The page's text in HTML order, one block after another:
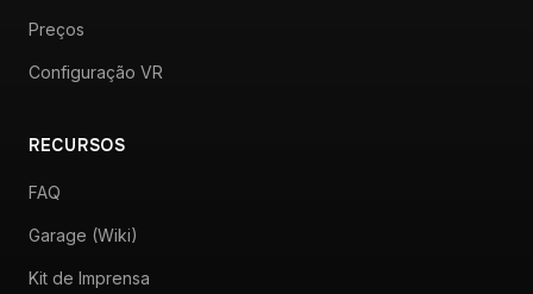
Preços
Configuração VR
RECURSOS
FAQ
Garage (Wiki)
Kit de Imprensa